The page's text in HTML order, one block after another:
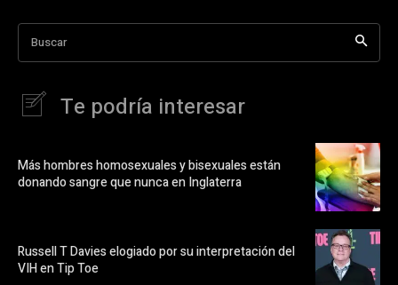
Buscar
Te podría interesar
Más hombres homosexuales y bisexuales están
donando sangre que nunca en Inglaterra
Russell T Davies elogiado por su interpretación del
VIH en Tip Toe